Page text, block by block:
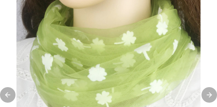
Previous slide